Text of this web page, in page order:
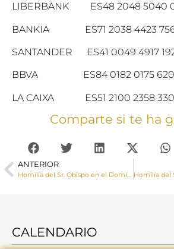
LIBERBANK ES48 2048 5040
BANKIA ES71 2038 4423
SANTANDER ES41 0049 4917
BBVA ES84 0182 0175
LA CAIXA ES51 2100 2358
Comparte si te ha
ANTERIOR
Homilía del Sr. Obispo en el Domingo de Ramos
CALENDARIO